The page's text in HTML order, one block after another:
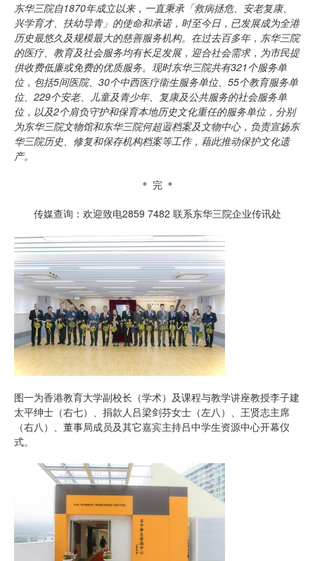
东华三院自1870年成立以来，一直秉承「救病拯危、安老复康、
兴学育才、扶幼导青」的使命和承诺，时至今日，已发展成为全港
历史最悠久及规模最大的慈善服务机构。在过去百多年，东华三院
的医疗、教育及社会服务均有长足发展，迎合社会需求，为市民提
供收费低廉或免费的优质服务。现时东华三院共有321个服务单
位，包括5间医院、30个中西医疗衞生服务单位、55个教育服务单
位、229个安老、儿童及青少年、复康及公共服务的社会服务单
位，以及2个肩负守护和保育本地历史文化重任的服务单位，分别
为东华三院文物馆和东华三院何超蕸档案及文物中心，负责宣扬东
华三院历史、修复和保存机构档案等工作，藉此推动保护文化遗
产。
＊ 完 ＊
传媒查询：欢迎致电2859 7482 联系东华三院企业传讯处
图一为香港教育大学副校长（学术）及课程与教学讲座教授李子建
太平绅士（右七）、捐款人吕梁剑芬女士（左八）、王贤志主席
（右八）、董事局成员及其它嘉宾主持吕中学生资源中心开幕仪
式。